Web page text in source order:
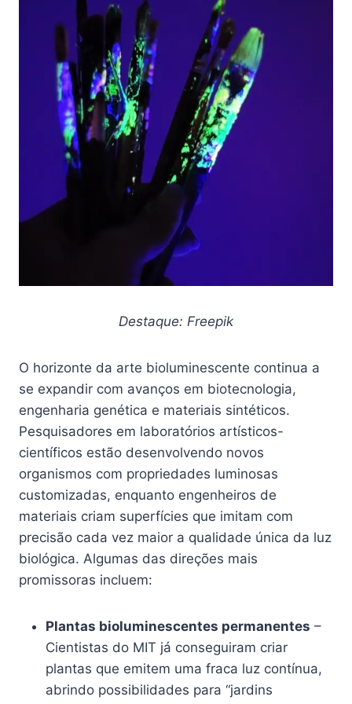
Destaque: Freepik
O horizonte da arte bioluminescente continua a
se expandir com avanços em biotecnologia,
engenharia genética e materiais sintéticos.
Pesquisadores em laboratórios artísticos-
científicos estão desenvolvendo novos
organismos com propriedades luminosas
customizadas, enquanto engenheiros de
materiais criam superfícies que imitam com
precisão cada vez maior a qualidade única da luz
biológica. Algumas das direções mais
promissoras incluem:
Plantas bioluminescentes permanentes –
Cientistas do MIT já conseguiram criar
plantas que emitem uma fraca luz contínua,
abrindo possibilidades para “jardins